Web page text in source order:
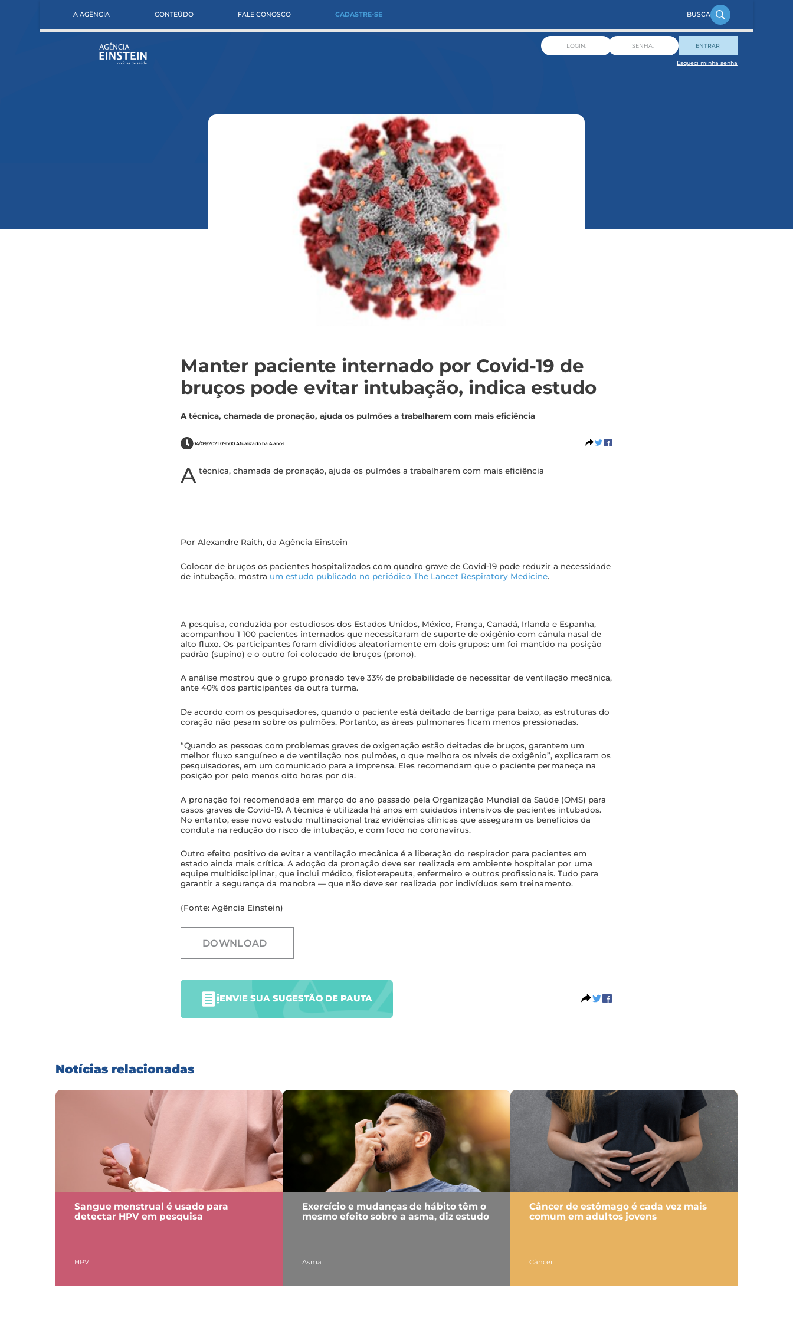
A AGÊNCIA CONTEÚDO FALE CONOSCO CADASTRE-SE
ENTRAR
Esqueci minha senha
Manter paciente internado por Covid-19 de
bruços pode evitar intubação, indica estudo
A técnica, chamada de pronação, ajuda os pulmões a trabalharem com mais eficiência
04/09/2021 09h00 Atualizado há 4 anos
A técnica, chamada de pronação, ajuda os pulmões a trabalharem com mais eficiência
Por Alexandre Raith, da Agência Einstein
Colocar de bruços os pacientes hospitalizados com quadro grave de Covid-19 pode reduzir a necessidade
de intubação, mostra um estudo publicado no periódicoThe Lancet Respiratory Medicine.
A pesquisa, conduzida por estudiosos dos Estados Unidos, México, França, Canadá, Irlanda e Espanha,
acompanhou 1 100 pacientes internados que necessitaram de suporte de oxigênio com cânula nasal de
alto fluxo. Os participantes foram divididos aleatoriamente em dois grupos: um foi mantido na posição
padrão (supino) e o outro foi colocado de bruços (prono).
A análise mostrou que o grupo pronado teve 33% de probabilidade de necessitar de ventilação mecânica,
ante 40% dos participantes da outra turma.
De acordo com os pesquisadores, quando o paciente está deitado de barriga para baixo, as estruturas do
coração não pesam sobre os pulmões. Portanto, as áreas pulmonares ficam menos pressionadas.
“Quando as pessoas com problemas graves de oxigenação estão deitadas de bruços, garantem um
melhor fluxo sanguíneo e de ventilação nos pulmões, o que melhora os níveis de oxigênio”, explicaram os
pesquisadores, em um comunicado para a imprensa. Eles recomendam que o paciente permaneça na
posição por pelo menos oito horas por dia.
A pronação foi recomendada em março do ano passado pela Organização Mundial da Saúde (OMS) para
casos graves de Covid-19. A técnica é utilizada há anos em cuidados intensivos de pacientes intubados.
No entanto, esse novo estudo multinacional traz evidências clínicas que asseguram os benefícios da
conduta na redução do risco de intubação, e com foco no coronavírus.
Outro efeito positivo de evitar a ventilação mecânica é a liberação do respirador para pacientes em
estado ainda mais crítica. A adoção da pronação deve ser realizada em ambiente hospitalar por uma
equipe multidisciplinar, que inclui médico, fisioterapeuta, enfermeiro e outros profissionais. Tudo para
garantir a segurança da manobra — que não deve ser realizada por indivíduos sem treinamento.
(Fonte: Agência Einstein)
DOWNLOAD
ENVIE SUA SUGESTÃO DE PAUTA
Notícias relacionadas
Sangue menstrual é usado para
detectar HPV em pesquisa
HPV
Exercício e mudanças de hábito têm o
mesmo efeito sobre a asma, diz estudo
Asma
Câncer de estômago é cada vez mais
comum em adultos jovens
Câncer